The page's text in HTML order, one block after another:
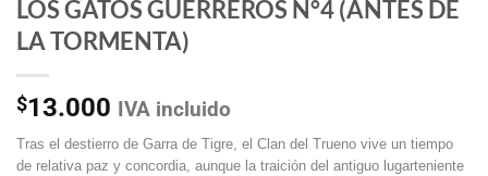
LOS GATOS GUERREROS N°4 (ANTES DE
LA TORMENTA)
$13.000 IVA incluido
Tras el destierro de Garra de Tigre, el Clan del Trueno vive un tiempo
de relativa paz y concordia, aunque la traición del antiguo lugarteniente